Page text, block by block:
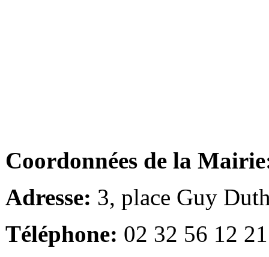
Coordonnées de la
Adresse: 3, place Guy
Téléphone: 02 32 56 12 21